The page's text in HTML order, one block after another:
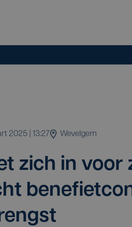
2025 | 13:27 Wevelgem
zich in voor